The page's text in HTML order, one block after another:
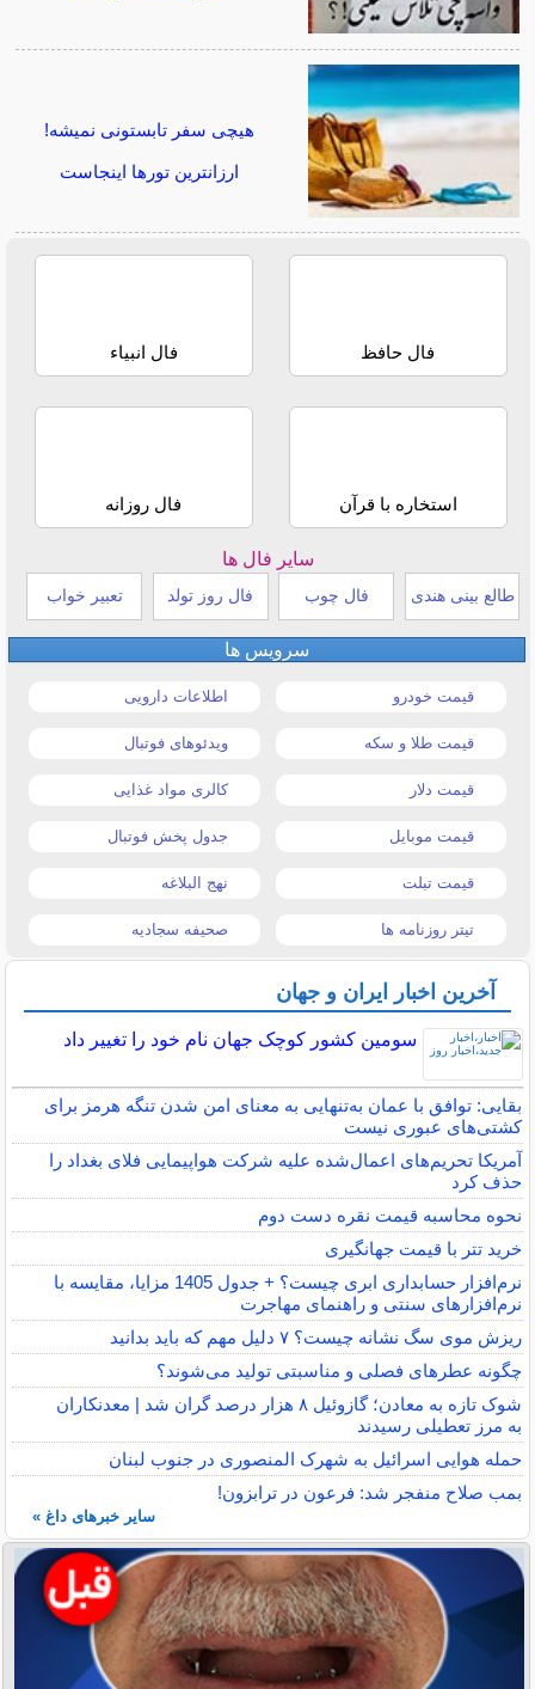
هیچی سفر تابستونی نمیشه!
ارزانترین تورها اینجاست
فال حافظ فال انبیاء
استخاره با قرآن فال روزانه
سایر فال ها
طالع بینی هندی فال چوب فال روز تولد تعبیر خواب
سرویس ها
قیمت خودرو اطلاعات دارویی
قیمت طلا و سکه ویدئوهای فوتبال
قیمت دلار کالری مواد غذایی
قیمت موبایل جدول پخش فوتبال
قیمت تبلت نهج البلاغه
تیتر روزنامه ها صحیفه سجادیه
آخرین اخبار ایران و جهان
سومین کشور کوچک جهان نام خود را تغییر داد
بقایی: توافق با عمان به‌تنهایی به معنای امن شدن تنگه هرمز برای
کشتی‌های عبوری نیست
آمریکا تحریم‌های اعمال‌شده علیه شرکت هواپیمایی فلای بغداد را
حذف کرد
نحوه محاسبه قیمت نقره دست دوم
خرید تتر با قیمت جهانگیری
نرم‌افزار حسابداری ابری چیست؟ + جدول 1405 مزایا، مقایسه با
نرم‌افزارهای سنتی و راهنمای مهاجرت
ریزش موی سگ نشانه چیست؟ ۷ دلیل مهم که باید بدانید
چگونه عطرهای فصلی و مناسبتی تولید می‌شوند؟
شوک تازه به معادن؛ گازوئیل ۸ هزار درصد گران شد | معدنکاران
به مرز تعطیلی رسیدند
حمله هوایی اسرائیل به شهرک المنصوری در جنوب لبنان
بمب صلاح منفجر شد: فرعون در ترابزون!
سایر خبرهای داغ »